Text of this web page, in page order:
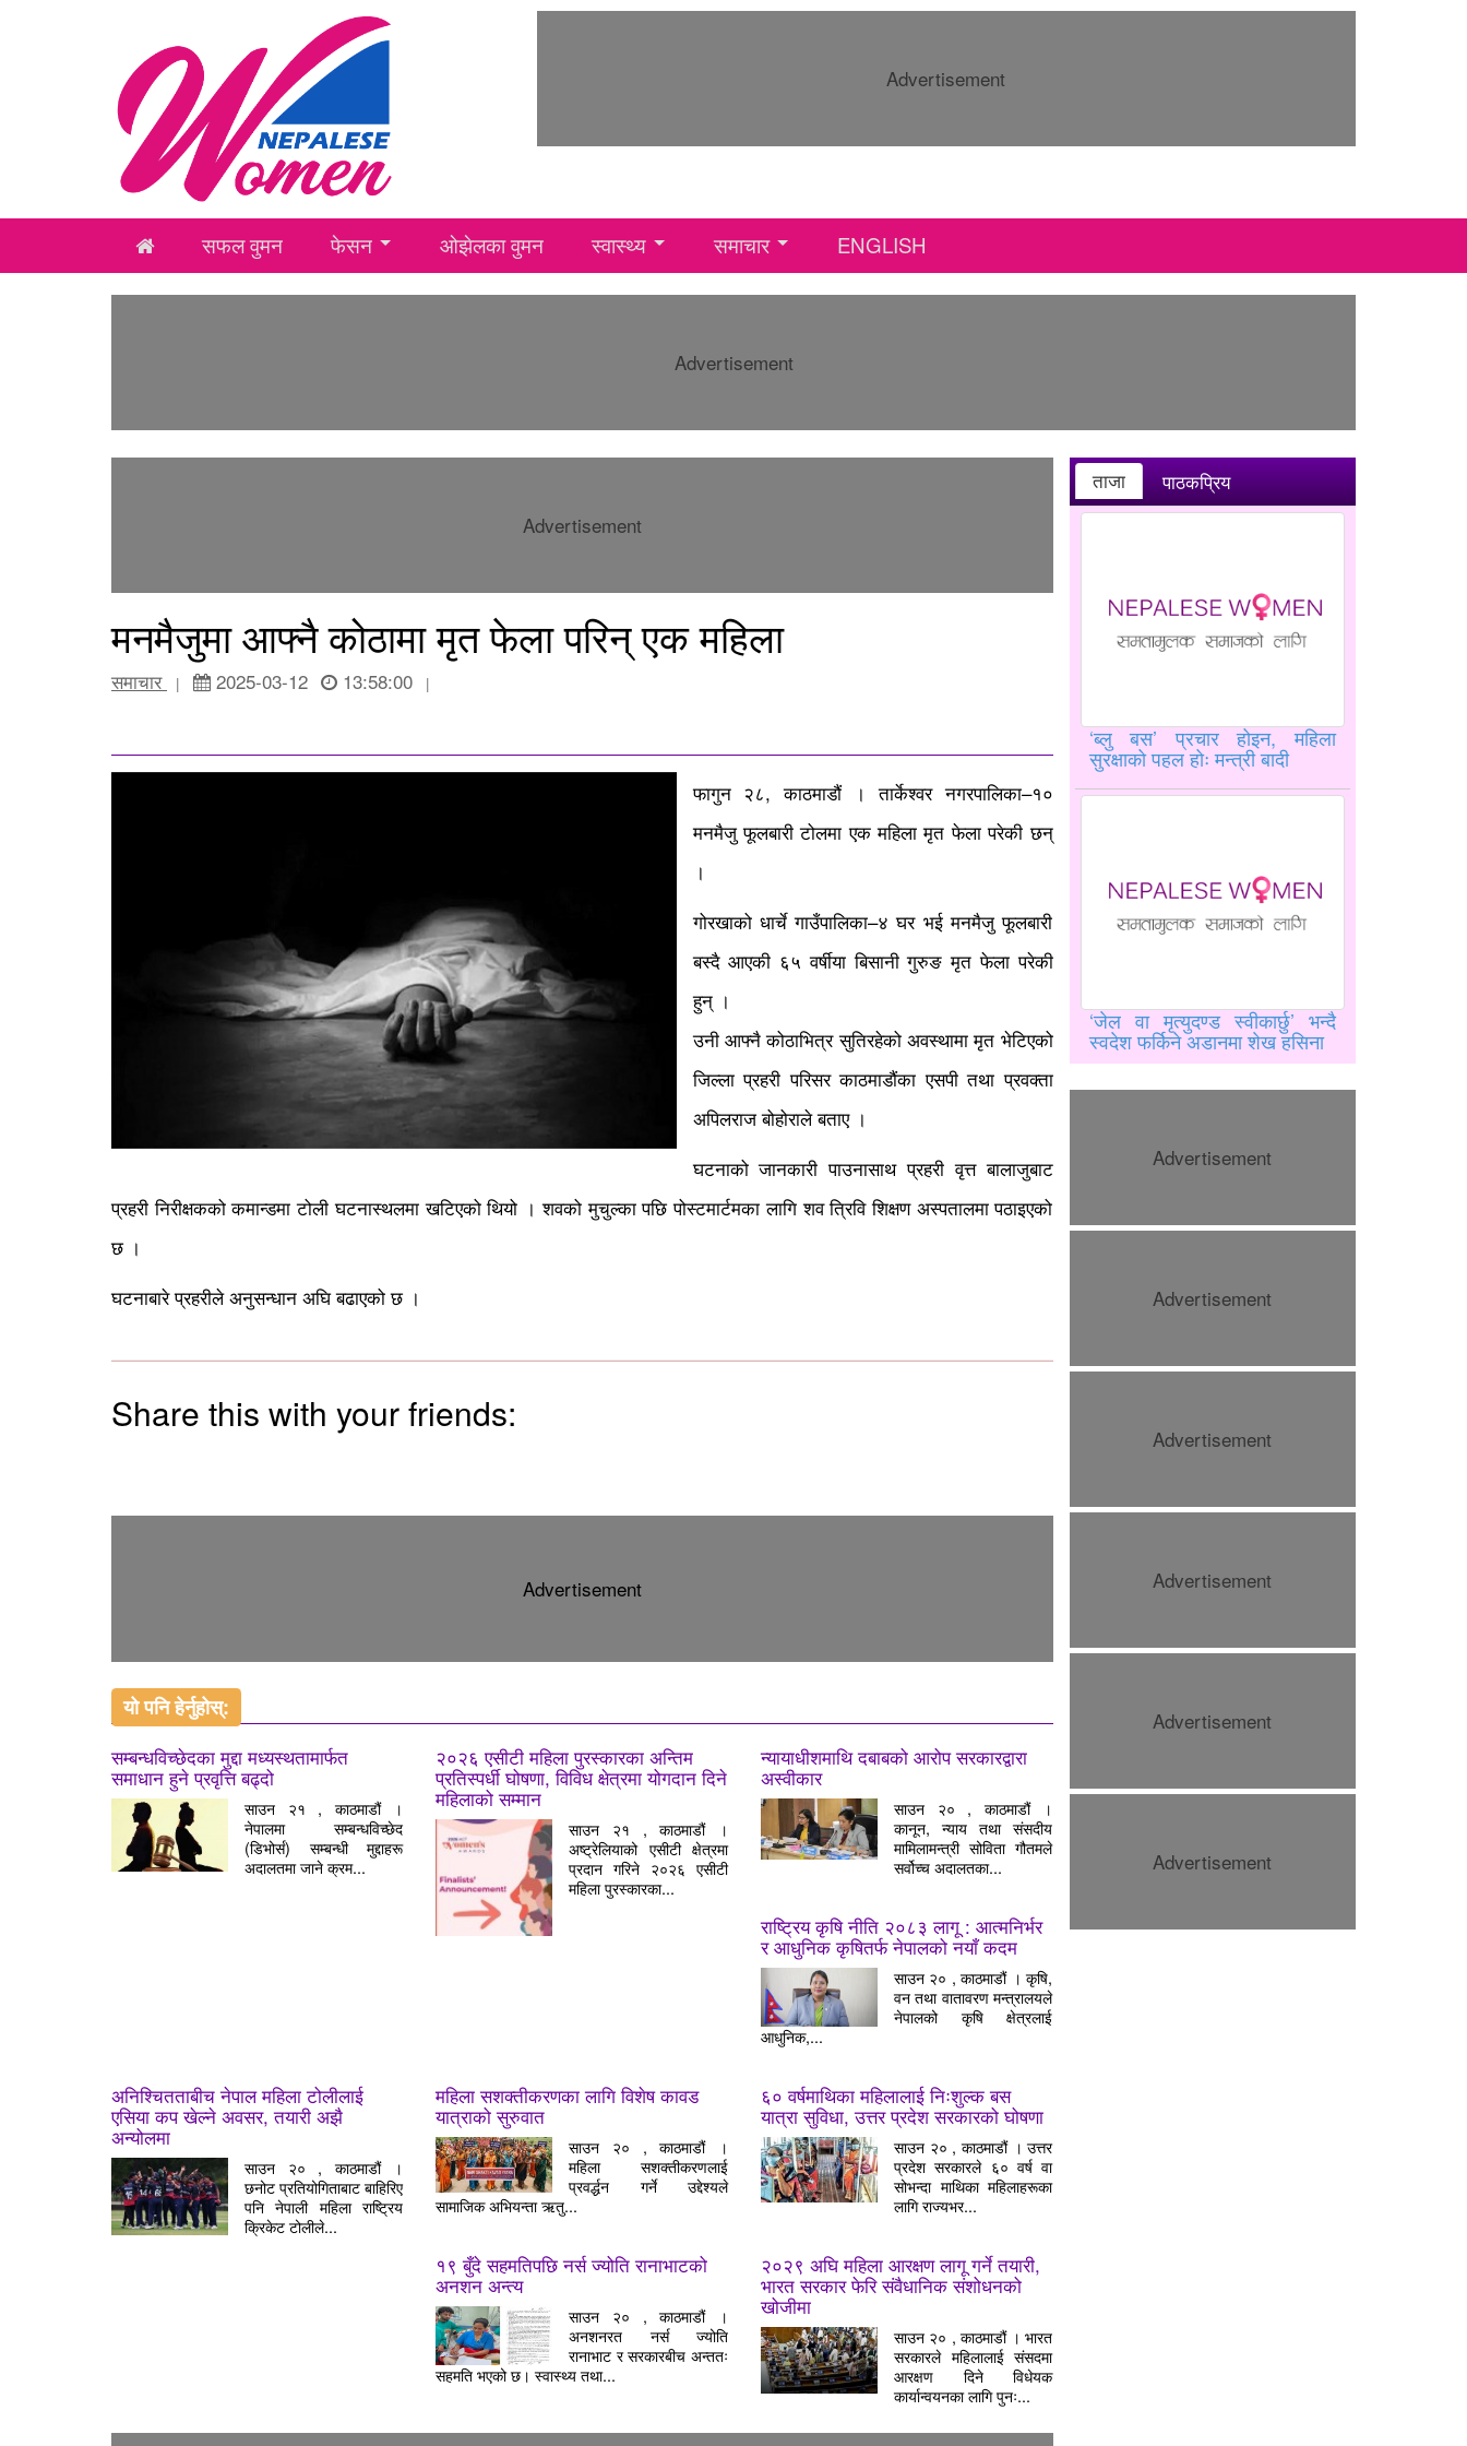
Advertisement
सफल वुमन फेसन ओझेलका वुमन स्वास्थ्य समाचार ENGLISH
Advertisement
Advertisement
मनमैजुमा आफ्नै कोठामा मृत फेला परिन् एक महिला
समाचार | 2025-03-12 13:58:00 |
फागुन २८, काठमाडौं ।तार्केश्वर नगरपालिका–१०
मनमैजु फूलबारी टोलमा एक महिला मृत फेला परेकी छन्
।
गोरखाको धार्चे गाउँपालिका–४ घर भई मनमैजु फूलबारी
बस्दै आएकी ६५ वर्षीया बिसानी गुरुङ मृत फेला परेकी
हुन् ।
उनी आफ्नै कोठाभित्र सुतिरहेको अवस्थामा मृत भेटिएको
जिल्ला प्रहरी परिसर काठमाडौंका एसपी तथा प्रवक्ता
अपिलराज बोहोराले बताए ।
घटनाको जानकारी पाउनासाथ प्रहरी वृत्त बालाजुबाट
प्रहरी निरीक्षकको कमान्डमा टोली घटनास्थलमा खटिएको थियो । शवको मुचुल्का पछि पोस्टमार्टमका लागि शव त्रिवि शिक्षण अस्पतालमा पठाइएको
छ ।
घटनाबारे प्रहरीले अनुसन्धान अघि बढाएको छ ।
Share this with your friends:
Advertisement
यो पनि हेर्नुहोस्:
सम्बन्धविच्छेदका मुद्दा मध्यस्थतामार्फत
समाधान हुने प्रवृत्ति बढ्दो
साउन २१ , काठमाडौं ।
नेपालमा सम्बन्धविच्छेद
(डिभोर्स) सम्बन्धी मुद्दाहरू
अदालतमा जाने क्रम...
२०२६ एसीटी महिला पुरस्कारका अन्तिम
प्रतिस्पर्धी घोषणा, विविध क्षेत्रमा योगदान दिने
महिलाको सम्मान
साउन २१ , काठमाडौं ।
अष्ट्रेलियाको एसीटी क्षेत्रमा
प्रदान गरिने २०२६ एसीटी
महिला पुरस्कारका...
न्यायाधीशमाथि दबाबको आरोप सरकारद्वारा
अस्वीकार
साउन २० , काठमाडौं ।
कानून, न्याय तथा संसदीय
मामिलामन्त्री सोविता गौतमले
सर्वोच्च अदालतका...
राष्ट्रिय कृषि नीति २०८३ लागू : आत्मनिर्भर
र आधुनिक कृषितर्फ नेपालको नयाँ कदम
साउन २० , काठमाडौं । कृषि,
वन तथा वातावरण मन्त्रालयले
नेपालको कृषि क्षेत्रलाई
आधुनिक,...
अनिश्चितताबीच नेपाल महिला टोलीलाई
एसिया कप खेल्ने अवसर, तयारी अझै
अन्योलमा
साउन २० , काठमाडौं ।
छनोट प्रतियोगिताबाट बाहिरिए
पनि नेपाली महिला राष्ट्रिय
क्रिकेट टोलीले...
महिला सशक्तीकरणका लागि विशेष कावड
यात्राको सुरुवात
साउन २० , काठमाडौं ।
महिला सशक्तीकरणलाई
प्रवर्द्धन गर्ने उद्देश्यले
सामाजिक अभियन्ता ऋतु...
६० वर्षमाथिका महिलालाई निःशुल्क बस
यात्रा सुविधा, उत्तर प्रदेश सरकारको घोषणा
साउन २० , काठमाडौं । उत्तर
प्रदेश सरकारले ६० वर्ष वा
सोभन्दा माथिका महिलाहरूका
लागि राज्यभर...
१९ बुँदे सहमतिपछि नर्स ज्योति रानाभाटको
अनशन अन्त्य
साउन २० , काठमाडौं ।
अनशनरत नर्स ज्योति
रानाभाट र सरकारबीच अन्ततः
सहमति भएको छ। स्वास्थ्य तथा...
२०२९ अघि महिला आरक्षण लागू गर्ने तयारी,
भारत सरकार फेरि संवैधानिक संशोधनको
खोजीमा
साउन २० , काठमाडौं । भारत
सरकारले महिलालाई संसदमा
आरक्षण दिने विधेयक
कार्यान्वयनका लागि पुनः...
ताजा पाठकप्रिय
‘ब्लु बस’ प्रचार होइन, महिला
सुरक्षाको पहल होः मन्त्री बादी
‘जेल वा मृत्युदण्ड स्वीकार्छु’ भन्दै
स्वदेश फर्किने अडानमा शेख हसिना
महिला आरक्षण र सीमांकन विधेयकमा
कडा प्रश्न
सहभागिता : २२ खेलमा १३६ खेलाडी
Advertisement
Advertisement
Advertisement
Advertisement
Advertisement
Advertisement